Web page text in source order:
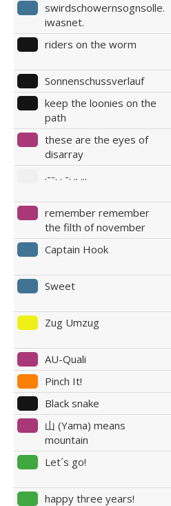
swirdschowernsognsolle.
iwasnet.
riders on the worm
Sonnenschussverlauf
keep the loonies on the
path
these are the eyes of
disarray
.--. . -. .. ...
remember remember
the filth of november
Captain Hook
Sweet
Zug Umzug
AU-Quali
Pinch It!
Black snake
山 (Yama) means
mountain
Let´s go!
happy three years!